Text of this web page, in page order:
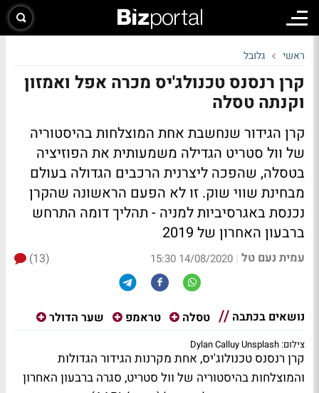
ראשי גלובל
קרן רנסנס טכנולג'יס מכרה אפל ואמזון
וקנתה טסלה
קרן הגידור שנחשבת אחת המוצלחות בהיסטוריה
של וול סטריט הגדילה משמעותית את הפוזיציה
בטסלה, שהפכה ליצרנית הרכבים הגדולה בעולם
מבחינת שווי שוק. זו לא הפעם הראשונה שהקרן
נכנסת באגרסיביות למניה - תהליך דומה התרחש
ברבעון האחרון של 2019
עמית נעם טל |
14/08/2020 15:30
(13)
נושאים בכתבה טסלה טראמפ שער הדולר
צילום: Dylan Calluy Unsplash
קרן רנסנס טכנולוג'יס, אחת מקרנות הגידור הגדולות
והמוצלחות בהיסטוריה של וול סטריט, סגרה ברבעון האחרון